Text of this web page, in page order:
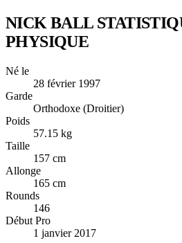
NICK BALL
PHYSIQUE
Né le
28 février 1997
Garde
Orthodoxe (Droitier)
Poids
57.15 kg
Taille
157 cm
Allonge
165 cm
Rounds
146
Début Pro
1 janvier 2017